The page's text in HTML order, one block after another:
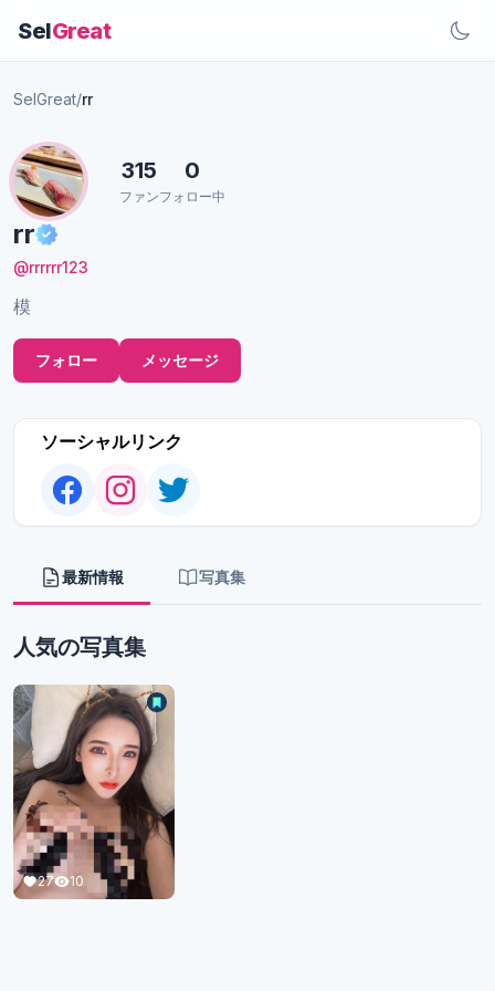
SelGreat
SelGreat/rr
rr
@rrrrrr123
模
315
ファン
0
フォロー中
フォロー メッセージ
ソーシャルリンク
最新情報 写真集
人気の写真集
27 10